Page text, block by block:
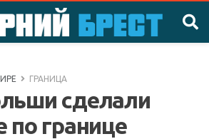
ГРАНИЦА
сделали
по границе